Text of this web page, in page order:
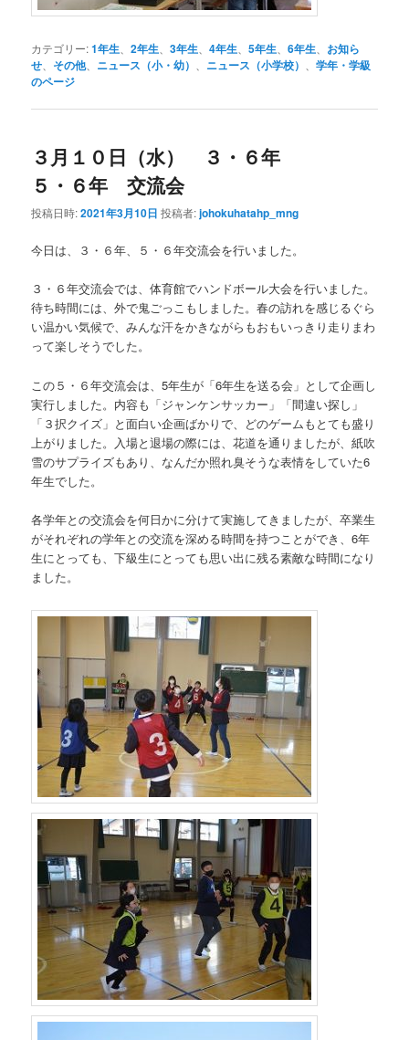
カテゴリー:1年生 、2年生 、3年生 、4年生 、5年生 、6年生
お知ら
せ
その他、 ニュース（小・幼） ニュース（小学校） 、学年・学級
のページ
３月１０日（水） ３・６年
５・６年 交流会
投稿日時:2021年3月10日 投稿者:johokuhatahp_mng
今日は、３・６年、５・６年交流会を行いました。
３・６年交流会では、体育館でハンドボール大会を行いました。
待ち時間には、外で鬼ごっこもしました。春の訪れを感じるぐら
い温かい気候で、みんな汗をかきながらもおもいっきり走りまわ
って楽しそうでした。
この５・６年交流会は、5年生が「6年生を送る会」として企画し
実行しました。内容も「ジャンケンサッカー」「間違い探し」
「３択クイズ」と面白い企画ばかりで、どのゲームもとても盛り
上がりました。入場と退場の際には、花道を通りましたが、紙吹
雪のサプライズもあり、なんだか照れ臭そうな表情をしていた6
年生でした。
各学年との交流会を何日かに分けて実施してきましたが、卒業生
がそれぞれの学年との交流を深める時間を持つことができ、6年
生にとっても、下級生にとっても思い出に残る素敵な時間になり
ました。